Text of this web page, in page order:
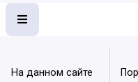
На данном сайте